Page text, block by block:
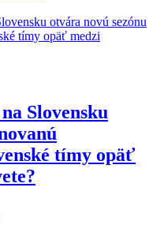
Slovensku
tímy opäť